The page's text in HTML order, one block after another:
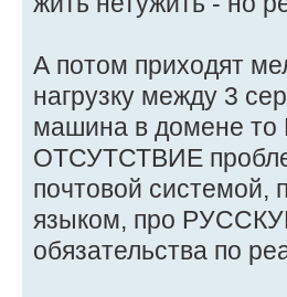
А потом приходят
нагрузку между 3
машина в домене то
ОТСУТСТВИЕ
почтовой
языком, про
обязательства по